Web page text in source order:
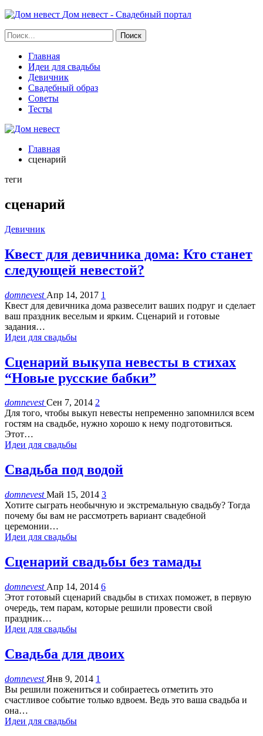
Дом невест - Свадебный портал
Главная
Идеи для свадьбы
Девичник
Свадебный образ
Советы
Тесты
Главная
сценарий
теги
сценарий
Девичник
Квест для девичника дома: Кто станет
следующей невестой?
domnevest Апр 14, 2017 1
Квест для девичника дома развеселит ваших подруг и сделает
ваш праздник веселым и ярким. Сценарий и готовые
задания…
Идеи для свадьбы
Сценарий выкупа невесты в стихах
“Новые русские бабки”
domnevestСен 7, 2014 2
Для того, чтобы выкуп невесты непременно запомнился всем
гостям на свадьбе, нужно хорошо к нему подготовиться.
Этот…
Идеи для свадьбы
Свадьба под водой
domnevestМай 15, 2014 3
Хотите сыграть необычную и экстремальную свадьбу? Тогда
почему бы вам не рассмотреть вариант свадебной
церемонии…
Идеи для свадьбы
Сценарий свадьбы без тамады
domnevest Апр 14, 2014 6
Этот готовый сценарий свадьбы в стихах поможет, в первую
очередь, тем парам, которые решили провести свой
праздник…
Идеи для свадьбы
Свадьба для двоих
domnevest Янв 9, 2014 1
Вы решили пожениться и собираетесь отметить это
счастливое событие только вдвоем. Ведь это ваша свадьба и
она…
Идеи для свадьбы